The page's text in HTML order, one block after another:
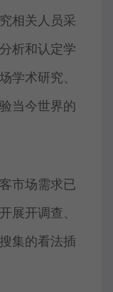
相关人员采
析和认定学
学术研究、
当今世界的
市场需求已
展开调查、
集的看法插